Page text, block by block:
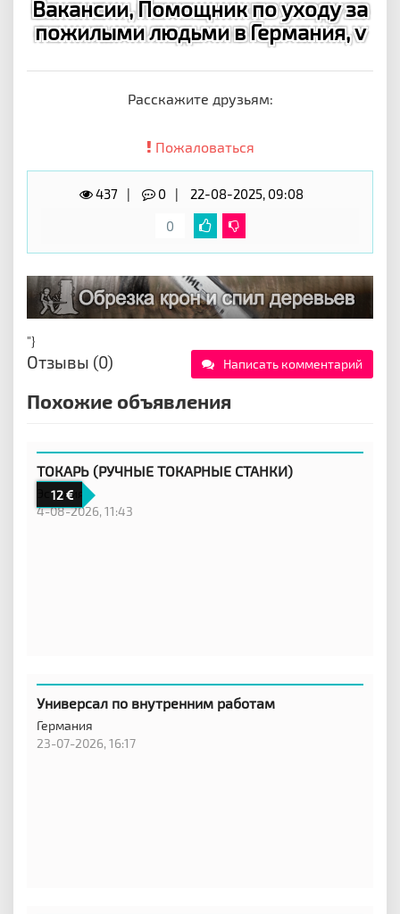
Вакансии, Помощник по уходу за
пожилыми людьми в Германия, v
Расскажите друзьям:
Пожаловаться
437 0
22-08-2025, 09:08
0
"}
Отзывы (0) Написать комментарий
Похожие объявления
12
ТОКАРЬ (РУЧНЫЕ ТОКАРНЫЕ СТАНКИ)
Эстония
4-08-2026, 11:43
Универсал по внутренним работам
Германия
23-07-2026, 16:17